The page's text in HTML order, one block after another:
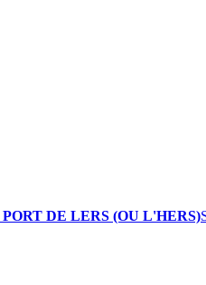
PORT DE LERS (OU L'HERS)